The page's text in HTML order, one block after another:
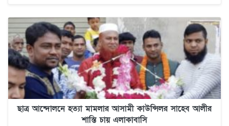
ছাত্র আন্দোলনে হত্যা মামলার আসামী কাউন্সিলর সাহেব আলীর
শাস্তি চায় এলাকাবাসি